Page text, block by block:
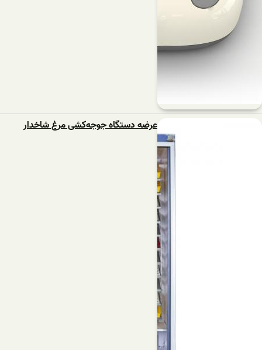
عرضه دستگاه ‌جوجه‌کشی‌ مرغ شاخدار